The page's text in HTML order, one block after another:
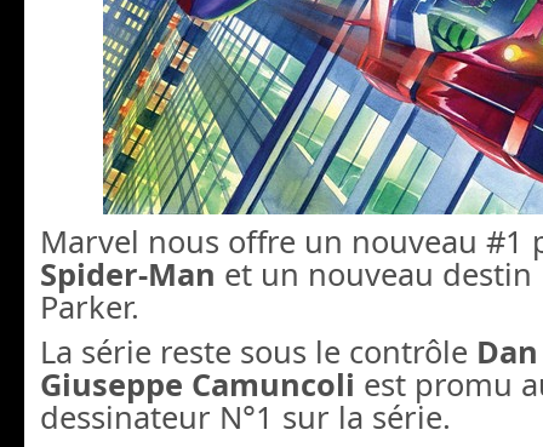
Marvel nous offre un nouveau
Spider-Man et un nouveau
Parker.
La série reste sous le contrôle
Giuseppe Camuncoli est promu
dessinateur N°1 sur la série.